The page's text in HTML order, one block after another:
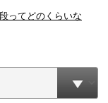
ってどのくらいな